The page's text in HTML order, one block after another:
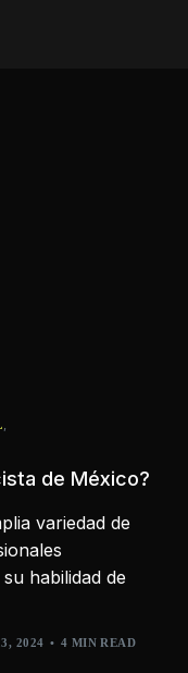
,
de México?
variedad de
habilidad de
2024 4 MIN READ